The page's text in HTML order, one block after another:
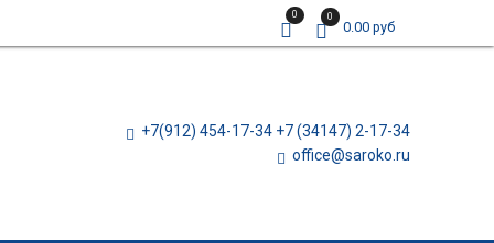
0 0
0.00 руб
+7(912) 454-17-34 +7 (34147) 2-17-34
office@saroko.ru